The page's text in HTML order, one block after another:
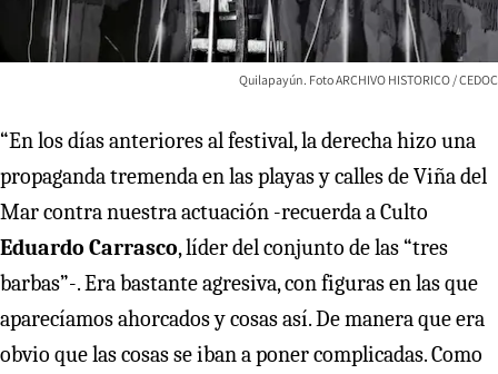
Quilapayún. Foto ARCHIVO HISTORICO / CEDOC
“En los días anteriores al festival, la derecha hizo una
propaganda tremenda en las playas y calles de Viña del
Mar contra nuestra actuación -recuerdaa Culto
Eduardo Carrasco, líder del conjunto de las “tres
barbas”-. Era bastante agresiva, con figuras en las que
aparecíamos ahorcados y cosas así. De manera que era
obvio que las cosas se iban a poner complicadas. Como